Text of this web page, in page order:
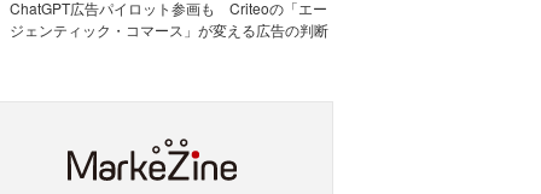
ChatGPT広告パイロット参画も Criteoの「エー
ジェンティック・コマース」が変える広告の判断